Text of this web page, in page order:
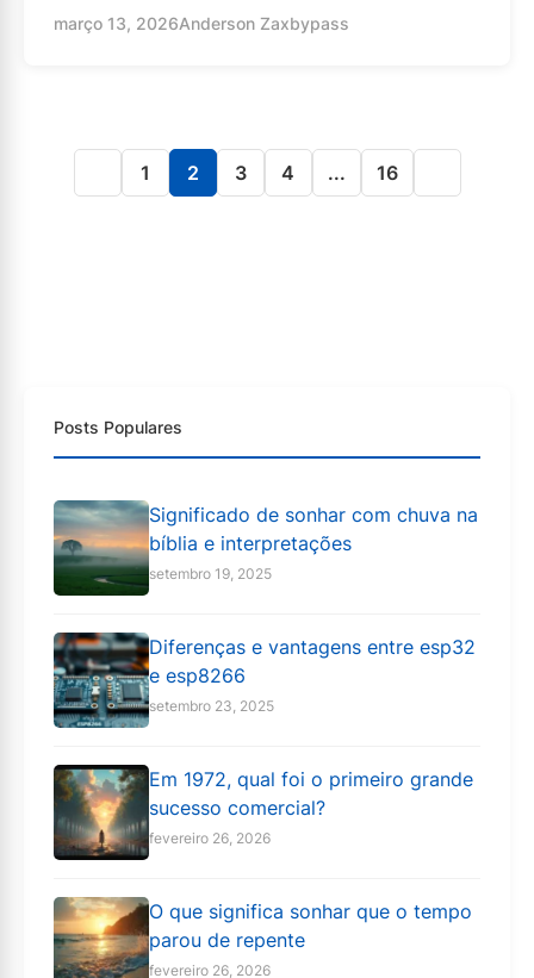
março 13, 2026Anderson Zaxbypass
1 2 3 4 ... 16
Posts Populares
Significado de sonhar com chuva na
bíblia e interpretações
setembro 19, 2025
Diferenças e vantagens entre esp32
e esp8266
setembro 23, 2025
Em 1972, qual foi o primeiro grande
sucesso comercial?
fevereiro 26, 2026
O que significa sonhar que o tempo
parou de repente
fevereiro 26, 2026